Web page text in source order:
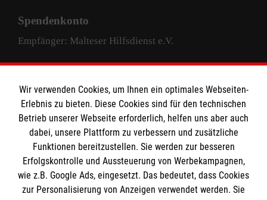
Spendenkonto
Empfänger: Malteser Hilfsdienst e.V.
IBAN: DE63 3706 0193 4004 4000 33
BIC: GENODED1PAX
Wir verwenden Cookies, um Ihnen ein optimales Webseiten-
Erlebnis zu bieten. Diese Cookies sind für den technischen
Betrieb unserer Webseite erforderlich, helfen uns aber auch
dabei, unsere Plattform zu verbessern und zusätzliche
Funktionen bereitzustellen. Sie werden zur besseren
Erfolgskontrolle und Aussteuerung von Werbekampagnen,
wie z.B. Google Ads, eingesetzt. Das bedeutet, dass Cookies
zur Personalisierung von Anzeigen verwendet werden. Sie